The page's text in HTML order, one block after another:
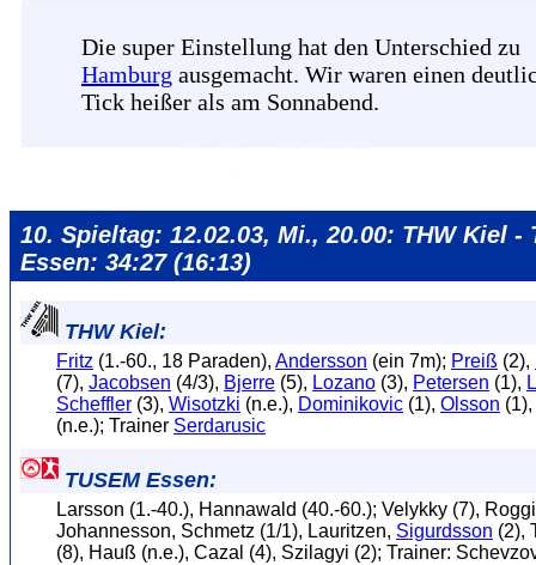
Die super Einstellung hat den Unterschied zu
Hamburg ausgemacht. Wir waren einen
Tick heißer als am Sonnabend.
10. Spieltag: 12.02.03, Mi., 20.00: THW Kiel -
Essen: 34:27 (16:13)
THW Kiel:
Fritz (1.-60., 18 Paraden), Andersson (ein 7m); Preiß (2),
(7), Jacobsen (4/3), Bjerre (5), Lozano (3), Petersen (1),
Scheffler (3), Wisotzki (n.e.), Dominikovic (1), Olsson (1),
(n.e.); Trainer Serdarusic
TUSEM Essen:
Larsson (1.-40.), Hannawald (40.-60.); Velykky (7),
Johannesson, Schmetz (1/1), Lauritzen, Sigurdsson (2),
(8), Hauß (n.e.), Cazal (4), Szilagyi (2); Trainer: